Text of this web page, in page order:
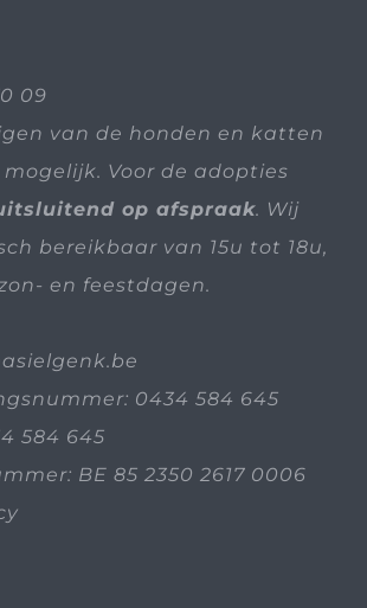
09
van de honden en katten
Voor de adopties
op afspraak. Wij
bereikbaar van 15u tot 18u,
en feestdagen.
0434 584 645
584 645
BE 85 2350 2617 0006